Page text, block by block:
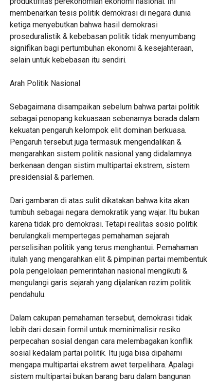
membenarkan tesis politik demokrasi di negara dunia
ketiga menyebutkan bahwa hasil demokrasi
proseduralistik & kebebasan politik tidak menyumbang
signifikan bagi pertumbuhan ekonomi & kesejahteraan,
selain untuk kebebasan itu sendiri.
Arah Politik Nasional
Sebagaimana disampaikan sebelum bahwa partai politik
sebagai penopang kekuasaan sebenarnya berada dalam
kekuatan pengaruh kelompok elit dominan berkuasa.
Pengaruh tersebut juga termasuk mengendalikan &
mengarahkan sistem politik nasional yang didalamnya
berkenaan dengan sistim multipartai ekstrem, sistem
presidensial & parlemen.
Dari gambaran di atas sulit dikatakan bahwa kita akan
tumbuh sebagai negara demokratik yang wajar. Itu bukan
karena tidak pro demokrasi. Tetapi realitas sosio politik
berulangkali mempertegas pemahaman sejarah
perselisihan politik yang terus menghantui. Pemahaman
itulah yang mengarahkan elit & pimpinan partai membentuk
pola pengelolaan pemerintahan nasional mengikuti &
mengulangi garis sejarah yang dijalankan rezim politik
pendahulu.
Dalam cakupan pemahaman tersebut, demokrasi tidak
lebih dari desain formil untuk meminimalisir resiko
perpecahan sosial dengan cara melembagakan konflik
sosial kedalam partai politik. Itu juga bisa dipahami
mengapa multipartai ekstrem awet terpelihara. Apalagi
sistem multipartai bukan barang baru dalam bangunan